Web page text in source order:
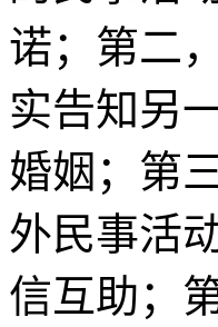
诺；第二
实告知另
婚姻；第
外民事活
信互助；